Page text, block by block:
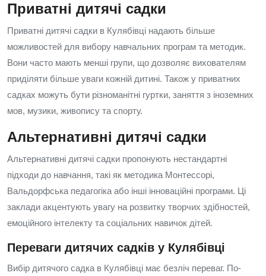
Приватні дитячі садки
Приватні дитячі садки в Кулябівці надають більше
можливостей для вибору навчальних програм та методик.
Вони часто мають менші групи, що дозволяє вихователям
приділяти більше уваги кожній дитині. Також у приватних
садках можуть бути різноманітні гуртки, заняття з іноземних
мов, музики, живопису та спорту.
Альтернативні дитячі садки
Альтернативні дитячі садки пропонують нестандартні
підходи до навчання, такі як методика Монтессорі,
Вальдорфська педагогіка або інші інноваційні програми. Ці
заклади акцентують увагу на розвитку творчих здібностей,
емоційного інтелекту та соціальних навичок дітей.
Переваги дитячих садків у Кулябівці
Вибір дитячого садка в Кулябівці має безліч переваг. По-